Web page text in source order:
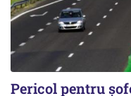
Pericol pentru